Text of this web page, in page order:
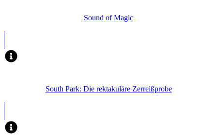
Sound of Magic
South Park: Die rektakuläre Zerreißprobe